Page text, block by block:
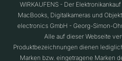
WIRKAUFENS - Der
MacBooks, Digitalkameras und
electronics GmbH - Georg-Simon-
Alle auf dieser Webseite
Produktbezeichnungen dienen
Marken bzw. eingetragene Marken